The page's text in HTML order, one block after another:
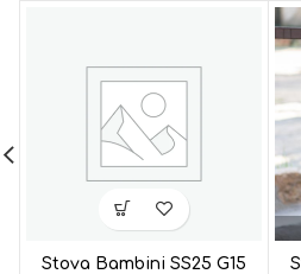
Stova Bambini SS25 G15